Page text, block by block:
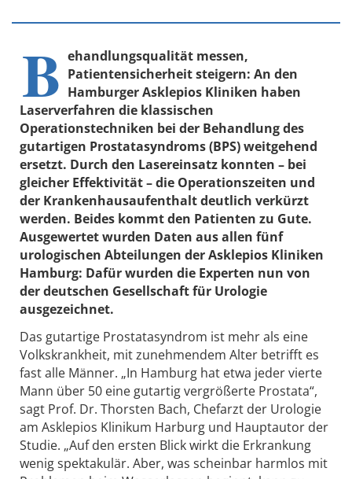
B ehandlungsqualität messen,
Patientensicherheit steigern: An den
Hamburger Asklepios Kliniken haben
Laserverfahren die klassischen
Operationstechniken bei der Behandlung des
gutartigen Prostatasyndroms (BPS) weitgehend
ersetzt. Durch den Lasereinsatz konnten – bei
gleicher Effektivität – die Operationszeiten und
der Krankenhausaufenthalt deutlich verkürzt
werden. Beides kommt den Patienten zu Gute.
Ausgewertet wurden Daten aus allen fünf
urologischen Abteilungen der Asklepios Kliniken
Hamburg: Dafür wurden die Experten nun von
der deutschen Gesellschaft für Urologie
ausgezeichnet.
Das gutartige Prostatasyndrom ist mehr als eine
Volkskrankheit, mit zunehmendem Alter betrifft es
fast alle Männer. „In Hamburg hat etwa jeder vierte
Mann über 50 eine gutartig vergrößerte Prostata“,
sagt Prof. Dr. Thorsten Bach, Chefarzt der Urologie
am Asklepios Klinikum Harburg und Hauptautor der
Studie. „Auf den ersten Blick wirkt die Erkrankung
wenig spektakulär. Aber, was scheinbar harmlos mit